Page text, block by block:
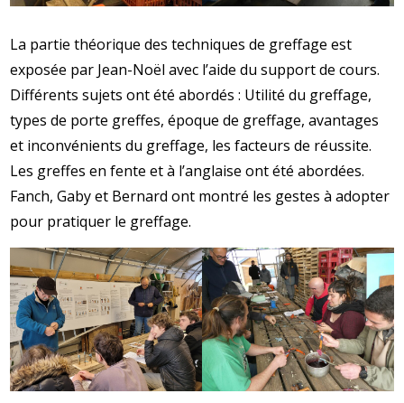
La partie théorique des techniques de greffage est
exposée par Jean-Noël avec l’aide du support de cours.
Différents sujets ont été abordés : Utilité du greffage,
types de porte greffes, époque de greffage, avantages
et inconvénients du greffage, les facteurs de réussite.
Les greffes en fente et à l’anglaise ont été abordées.
Fanch, Gaby et Bernard ont montré les gestes à adopter
pour pratiquer le greffage.